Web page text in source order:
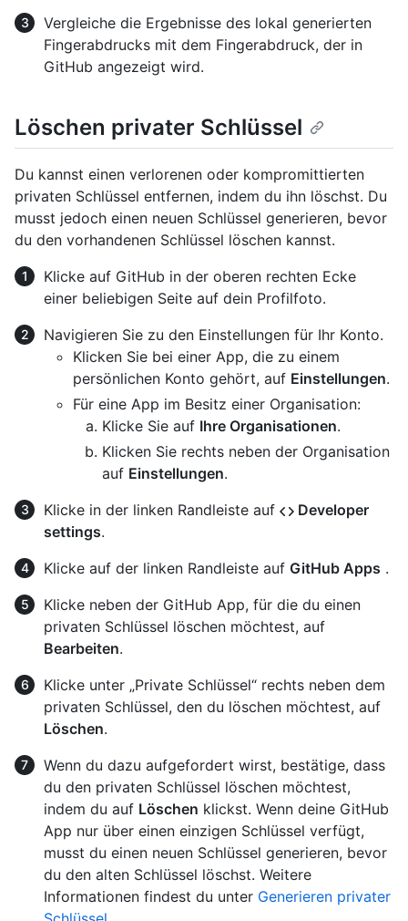
Vergleiche die Ergebnisse des lokal generierten
Fingerabdrucks mit dem Fingerabdruck, der in
GitHub angezeigt wird.
Löschen privater Schlüssel
Du kannst einen verlorenen oder kompromittierten
privaten Schlüssel entfernen, indem du ihn löschst. Du
musst jedoch einen neuen Schlüssel generieren, bevor
du den vorhandenen Schlüssel löschen kannst.
Klicke auf GitHub in der oberen rechten Ecke
einer beliebigen Seite auf dein Profilfoto.
Navigieren Sie zu den Einstellungen für Ihr Konto.
Klicken Sie bei einer App, die zu einem
persönlichen Konto gehört, auf Einstellungen.
Für eine App im Besitz einer Organisation:
Klicke Sie auf Ihre Organisationen.
Klicken Sie rechts neben der Organisation
auf Einstellungen.
Klicke in der linken Randleiste auf
Developer
settings.
Klicke auf der linken Randleiste auf GitHub Apps .
Klicke neben der GitHub App, für die du einen
privaten Schlüssel löschen möchtest, auf
Bearbeiten.
Klicke unter „Private Schlüssel“ rechts neben dem
privaten Schlüssel, den du löschen möchtest, auf
Löschen.
Wenn du dazu aufgefordert wirst, bestätige, dass
du den privaten Schlüssel löschen möchtest,
indem du auf Löschen klickst. Wenn deine GitHub
App nur über einen einzigen Schlüssel verfügt,
musst du einen neuen Schlüssel generieren, bevor
du den alten Schlüssel löschst. Weitere
Informationen findest du unter Generieren privater